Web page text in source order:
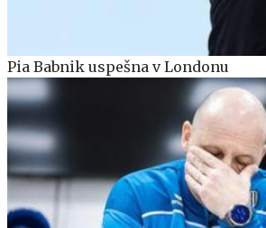
Pia Babnik uspešna v Londonu